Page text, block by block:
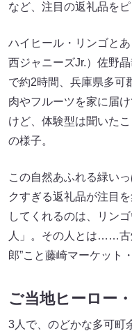
など、注目の返礼品をピ
ハイヒール・リンゴと
西ジャニーズJr.）佐野
で約2時間、兵庫県多可
肉やフルーツを家に届
けど、体験型は聞いた
の様子。
この自然あふれる緑い
クすぎる返礼品が注目
してくれるのは、リン
人」。その人とは……古
郎”こと藤崎マーケット
ご当地ヒーロー
3人で、のどかな多可町